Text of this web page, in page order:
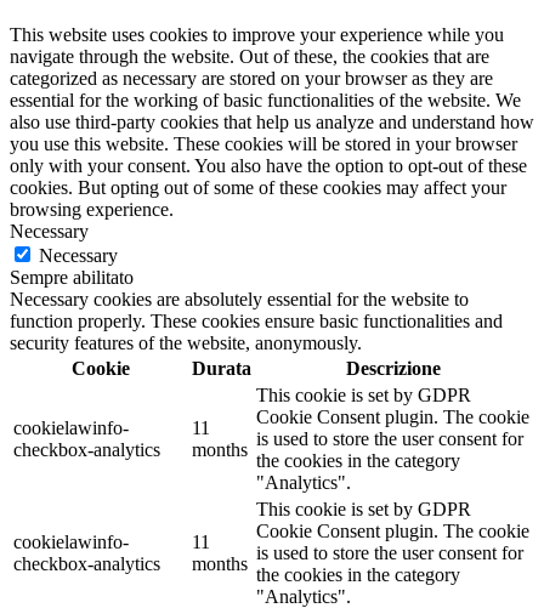
This website uses cookies to improve your experience while you
navigate through the website. Out of these, the cookies that are
categorized as necessary are stored on your browser as they are
essential for the working of basic functionalities of the website. We
also use third-party cookies that help us analyze and understand how
you use this website. These cookies will be stored in your browser
only with your consent. You also have the option to opt-out of these
cookies. But opting out of some of these cookies may affect your
browsing experience.
Necessary
Necessary
Sempre abilitato
Necessary cookies are absolutely essential for the website to
function properly. These cookies ensure basic functionalities and
security features of the website, anonymously.
Cookie
Durata Descrizione
cookielawinfo-
checkbox-analytics
11
months
This cookie is set by GDPR
Cookie Consent plugin. The cookie
is used to store the user consent for
the cookies in the category
"Analytics".
cookielawinfo-
checkbox-analytics
11
months
This cookie is set by GDPR
Cookie Consent plugin. The cookie
is used to store the user consent for
the cookies in the category
"Analytics".